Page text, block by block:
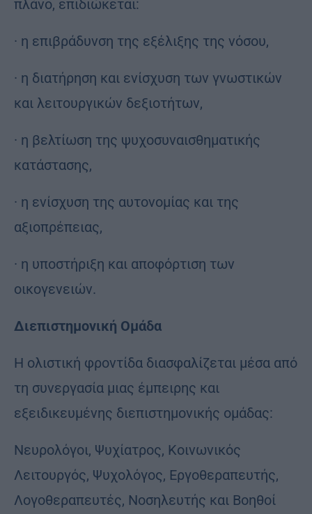
πλάνο, επιδιώκεται:
· η επιβράδυνση της εξέλιξης της νόσου,
· η διατήρηση και ενίσχυση των γνωστικών
και λειτουργικών δεξιοτήτων,
· η βελτίωση της ψυχοσυναισθηματικής
κατάστασης,
· η ενίσχυση της αυτονομίας και της
αξιοπρέπειας,
· η υποστήριξη και αποφόρτιση των
οικογενειών.
Διεπιστημονική Ομάδα
Η ολιστική φροντίδα διασφαλίζεται μέσα από
τη συνεργασία μιας έμπειρης και
εξειδικευμένης διεπιστημονικής ομάδας:
Νευρολόγοι, Ψυχίατρος, Κοινωνικός
Λειτουργός, Ψυχολόγος, Εργοθεραπευτής,
Λογοθεραπευτές, Νοσηλευτής και Βοηθοί